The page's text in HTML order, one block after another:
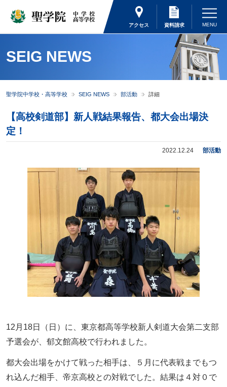
アクセス 資料請求
SEIG NEWS
聖学院中学校・高等学校 SEIG NEWS 部活動 詳細
【高校剣道部】新人戦結果報告、都大会出場決
定！
2022.12.24 部活動
12月18日（日）に、東京都高等学校新人剣道大会第二支部
予選会が、郁文館高校で行われました。
都大会出場をかけて戦った相手は、５月に代表戦までもつ
れ込んだ相手、帝京高校との対戦でした。結果は４対０で